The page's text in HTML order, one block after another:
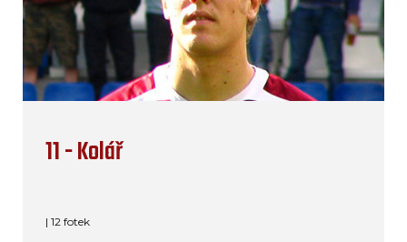
11 - Kolář
| 12 fotek